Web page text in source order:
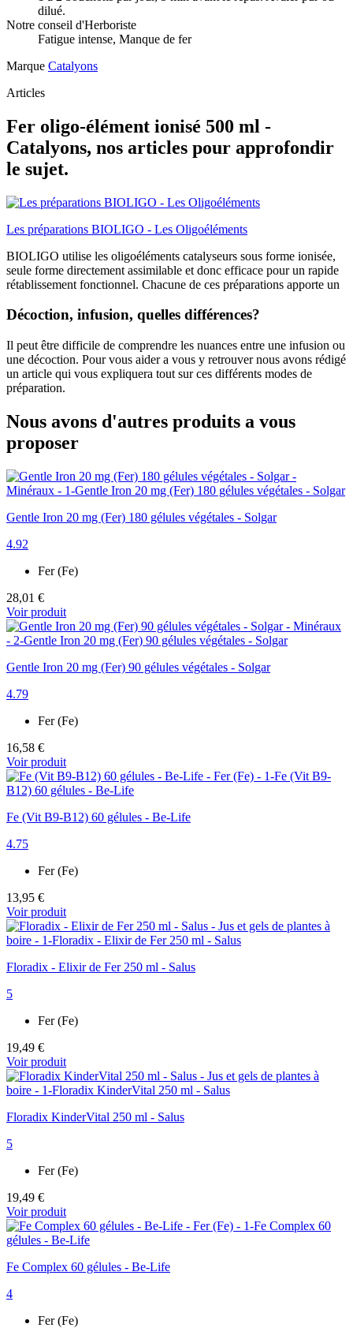
dilué.
Notre conseil d'Herboriste
Fatigue intense, Manque de fer
Marque Catalyons
Articles
Fer oligo-élément ionisé 500 ml -
Catalyons, nos articles pour approfondir
le sujet.
Les préparations BIOLIGO - Les Oligoéléments
BIOLIGO utilise les oligoéléments catalyseurs sous forme ionisée,
seule forme directement assimilable et donc efficace pour un rapide
rétablissement fonctionnel. Chacune de ces préparations apporte un
Décoction, infusion, quelles différences?
Il peut être difficile de comprendre les nuances entre une infusion ou
une décoction. Pour vous aider a vous y retrouver nous avons rédigé
un article qui vous expliquera tout sur ces différents modes de
préparation.
Nous avons d'autres produits a vous
proposer
Gentle Iron 20 mg (Fer) 180 gélules végétales - Solgar
4.92
Fer (Fe)
28,01 €
Voir produit
Gentle Iron 20 mg (Fer) 90 gélules végétales - Solgar
4.79
Fer (Fe)
16,58 €
Voir produit
Fe (Vit B9-B12) 60 gélules - Be-Life
4.75
Fer (Fe)
13,95 €
Voir produit
Floradix - Elixir de Fer 250 ml - Salus
5
Fer (Fe)
19,49 €
Voir produit
Floradix KinderVital 250 ml - Salus
5
Fer (Fe)
19,49 €
Voir produit
Fe Complex 60 gélules - Be-Life
4
Fer (Fe)